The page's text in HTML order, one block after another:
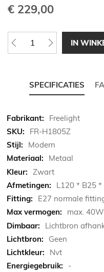
€ 229,00
IN
SPECIFICATIES
Meer
informatie
Freelight
FR-H1805Z
Modern
Metaal
Zwart
L120 * B25
E27 normale
max. 40W
Lichtbron
Geen
Nvt
-